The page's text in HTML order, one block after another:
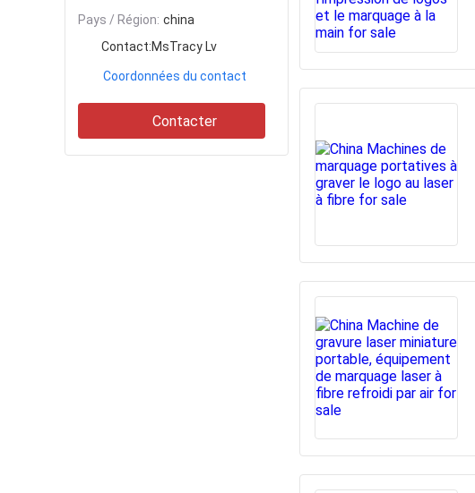
Pays / Région: china
Contact:MsTracy Lv
Coordonnées du contact
Contacter